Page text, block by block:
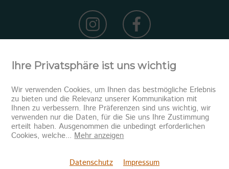
Newsletter abonnieren
Ihre Privatsphäre ist uns wichtig
Wir verwenden Cookies, um Ihnen das bestmögliche Erlebnis
zu bieten und die Relevanz unserer Kommunikation mit
Ihnen zu verbessern. Ihre Präferenzen sind uns wichtig, wir
verwenden nur die Daten, für die Sie uns Ihre Zustimmung
erteilt haben. Ausgenommen die unbedingt erforderlichen
Cookies, welche... Mehr anzeigen
Datenschutz Impressum